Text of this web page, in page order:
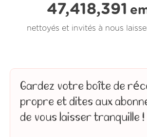
47,418,392
nettoyés et invités à nous
Gardez votre boîte de
propre et dites aux
de vous laisser tranquille !